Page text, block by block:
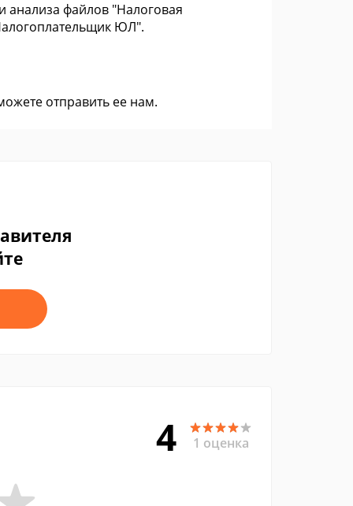
файлов "Налоговая
ЮЛ".
отправить ее нам.
4 1 оценка